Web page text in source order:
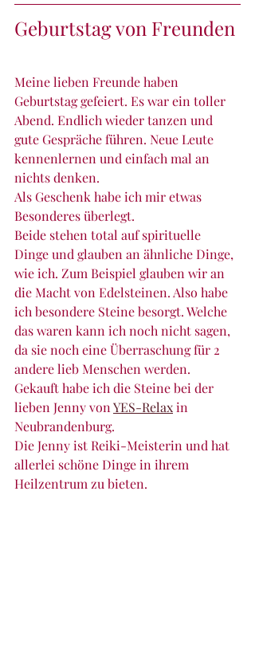
Geburtstag von Freunden
Meine lieben Freunde haben
Geburtstag gefeiert. Es war ein toller
Abend. Endlich wieder tanzen und
gute Gespräche führen. Neue Leute
kennenlernen und einfach mal an
nichts denken.
Als Geschenk habe ich mir etwas
Besonderes überlegt.
Beide stehen total auf spirituelle
Dinge und glauben an ähnliche Dinge,
wie ich. Zum Beispiel glauben wir an
die Macht von Edelsteinen. Also habe
ich besondere Steine besorgt. Welche
das waren kann ich noch nicht sagen,
da sie noch eine Überraschung für 2
andere lieb Menschen werden.
Gekauft habe ich die Steine bei der
lieben Jenny von YES-Relax in
Neubrandenburg.
Die Jenny ist Reiki-Meisterin und hat
allerlei schöne Dinge in ihrem
Heilzentrum zu bieten.